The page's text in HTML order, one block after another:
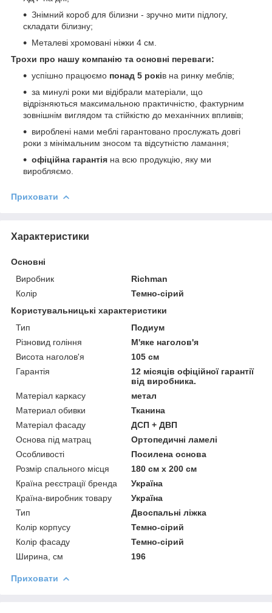
Знімний короб для білизни - зручно мити підлогу,
складати білизну;
Металеві хромовані ніжки 4 см.
Трохи про нашу компанію та основні переваги:
успішно працюємо понад 5 років на ринку меблів;
за минулі роки ми відібрали матеріали, що
відрізняються максимальною практичністю, фактурним
зовнішнім виглядом та стійкістю до механічних впливів;
вироблені нами меблі гарантовано прослужать довгі
роки з мінімальним зносом та відсутністю ламання;
офіційна гарантія на всю продукцію, яку ми
виробляємо.
Приховати
Характеристики
Основні
Виробник
Richman
Колір
Темно-сірий
Користувальницькі характеристики
Тип
Подиум
Різновид гоління
М'яке наголов'я
Висота наголов'я
105 см
Гарантія
12 місяців офіційної гарантії
від виробника.
Матеріал каркасу
метал
Материал обивки
Тканина
Матеріал фасаду
ДСП + ДВП
Основа під матрац
Ортопедичні ламелі
Особливості
Посилена основа
Розмір спального місця
180 см х 200 см
Країна реєстрації бренда
Україна
Країна-виробник товару
Україна
Тип
Двоспальні ліжка
Колір корпусу
Темно-сірий
Колір фасаду
Темно-сірий
Ширина, см
196
Приховати